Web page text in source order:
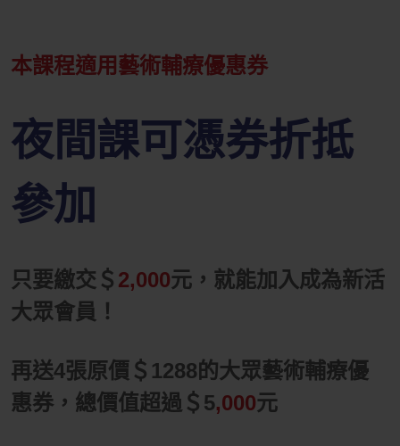
本課程適用藝術輔療優惠券
夜間課可憑券折抵
參加
只要繳交＄ 2,000元，就能加入成為新活
大眾會員！
再送4張原價 ＄1288 的大眾藝術輔療優
惠券，總價值超過＄5,000元